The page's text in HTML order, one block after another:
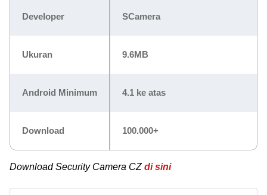
Developer SCamera
Ukuran 9.6MB
Android Minimum 4.1 ke atas
Download 100.000+
Download Security Camera CZdi sini